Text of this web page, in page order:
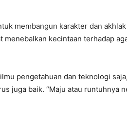
membangun karakter dan akhlak
kecintaan terhadap
pengetahuan dan teknologi saja,
juga baik. “Maju atau runtuhnya